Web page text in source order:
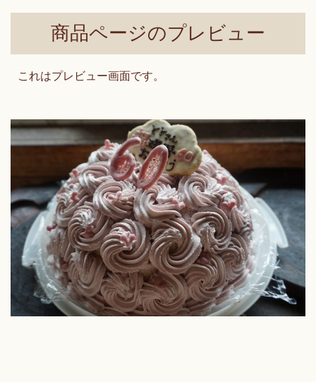
商品ページのプレビュー
これはプレビュー画面です。